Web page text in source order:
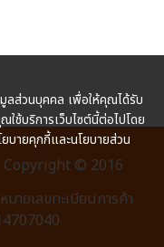
Copyright © 2016
ยเลขทะเบียนการค้า
ลส่วนบุคคล เพื่อให้คุณได้รับ
ช้บริการเว็บไซต์นี้ต่อไปโดย
บายคุกกี้และนโยบายส่วน